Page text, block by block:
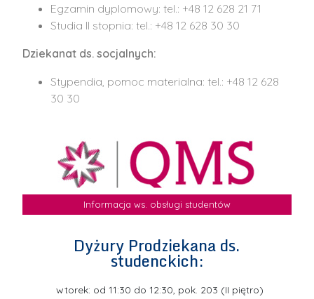
Egzamin dyplomowy: tel.: +48 12 628 21 71
Studia II stopnia: tel.: +48 12 628 30 30
Dziekanat ds. socjalnych:
Stypendia, pomoc materialna: tel.: +48 12 628
30 30
Informacja ws. obsługi studentów
Dyżury Prodziekana ds.
studenckich:
wtorek: od 11:30 do 12:30, pok. 203 (II piętro)